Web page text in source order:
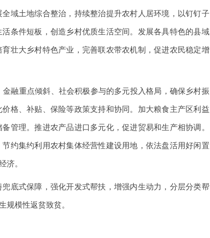
域土地综合整治，持续整治提升农村人居环境，以钉钉子
条件短板，创造乡村优质生活空间。发展各具特色的县域
壮大乡村特色产业，完善联农带农机制，促进农民稳定增
重点倾斜、社会积极参与的多元投入格局，确保乡村振
格、补贴、保险等政策支持和协同。加大粮食主产区利益
管理。推进农产品进口多元化，促进贸易和生产相协调。
约集约利用农村集体经营性建设用地，依法盘活用好闲置
济。
式保障，强化开发式帮扶，增强内生动力，分层分类帮
规模性返贫致贫。